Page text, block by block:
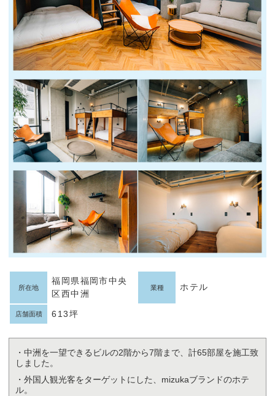
所在地
福岡県福岡市中央
区西中洲
業種 ホテル
店舗面積 613坪
・中洲を一望できるビルの2階から7階まで、計65部屋を施工致
しました。
・外国人観光客をターゲットにした、mizukaブランドのホテ
ル。